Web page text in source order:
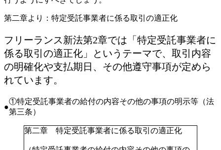
第二章より：特定受託事業者に係る取引の適正化
フリーランス新法第2章では「特定受託事業者に
係る取引の適正化」というテーマで、取引内容
の明確化や支払期日、その他遵守事項が定めら
れています。
①特定受託事業者の給付の内容その他の事項の明示等（法
第三条）
第二章 特定受託事業者に係る取引の適正化